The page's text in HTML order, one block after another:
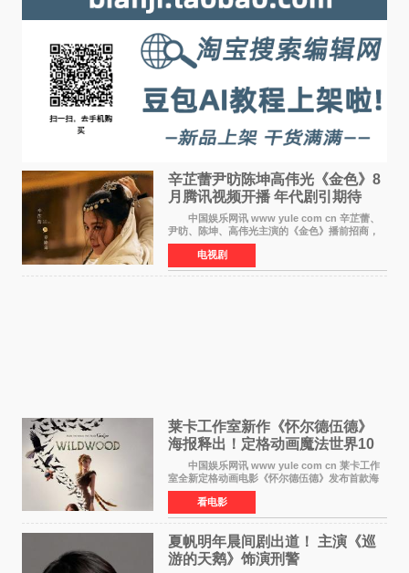
辛芷蕾尹昉陈坤高伟光《金色》8
月腾讯视频开播 年代剧引期待
中国娱乐网讯 www yule com cn 辛芷蕾、
尹昉、陈坤、高伟光主演的《金色》播前招商，
预计8月腾讯视频开播。这部年代剧汇集了众多实
力派演员，阵容强大，引发了观众的广泛关
注。 《金色》
电视剧
莱卡工作室新作《怀尔德伍德》
海报释出！定格动画魔法世界10
月开启
中国娱乐网讯 www yule com cn 莱卡工作
室全新定格动画电影《怀尔德伍德》发布首款海
报，女孩为找回弟弟走入黑暗、宏大的林中魔法
世界，一场关于勇气与亲情的奇幻冒险即将展
开。 本片由特
看电影
夏帆明年晨间剧出道！ 主演《巡
游的天鹅》饰演刑警